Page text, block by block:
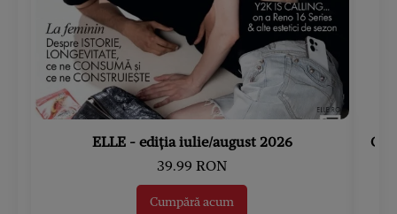
ELLE - ediția iulie/august 2026
39.99 RON
Cumpără acum